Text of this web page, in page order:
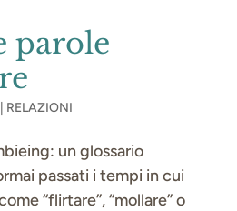
parole
RELAZIONI
un glossario
passati i tempi in cui
“flirtare”, “mollare” o